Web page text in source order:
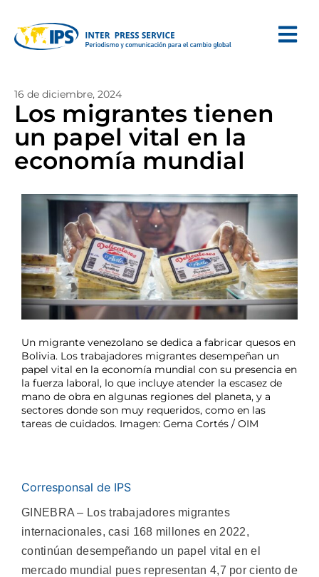
16 de diciembre, 2024
Los migrantes tienen
un papel vital en la
economía mundial
Un migrante venezolano se dedica a fabricar quesos en
Bolivia. Los trabajadores migrantes desempeñan un
papel vital en la economía mundial con su presencia en
la fuerza laboral, lo que incluye atender la escasez de
mano de obra en algunas regiones del planeta, y a
sectores donde son muy requeridos, como en las
tareas de cuidados. Imagen: Gema Cortés / OIM
Corresponsal de IPS
GINEBRA – Los trabajadores migrantes
internacionales, casi 168 millones en 2022,
continúan desempeñando un papel vital en el
mercado mundial pues representan 4,7 por ciento de